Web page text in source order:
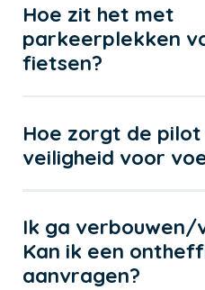
Hoe zit het met
parkeerplekken
fietsen?
Hoe zorgt de
veiligheid voor
Ik ga verbouwen/
Kan ik een
aanvragen?